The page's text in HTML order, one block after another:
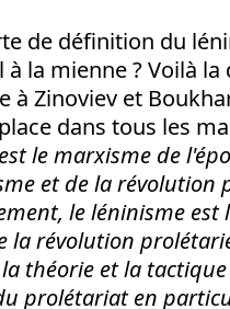
de définition du
à la mienne ? Voilà
à Zinoviev et
dans tous les
le marxisme de
et de la révolution
le léninisme est
la révolution
théorie et la
prolétariat en